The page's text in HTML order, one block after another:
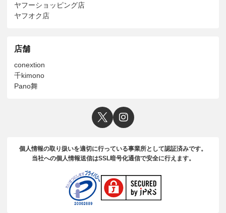
ヤフーショッピング店
ヤフオク店
店舗
conextion
千kimono
Pano舞
個人情報の取り扱いを適切に行っている事業所として認証済みです。
当社への個人情報送信はSSL暗号化通信で安全に行えます。